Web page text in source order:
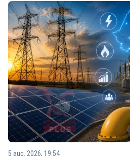
5 aug. 2026, 19:54